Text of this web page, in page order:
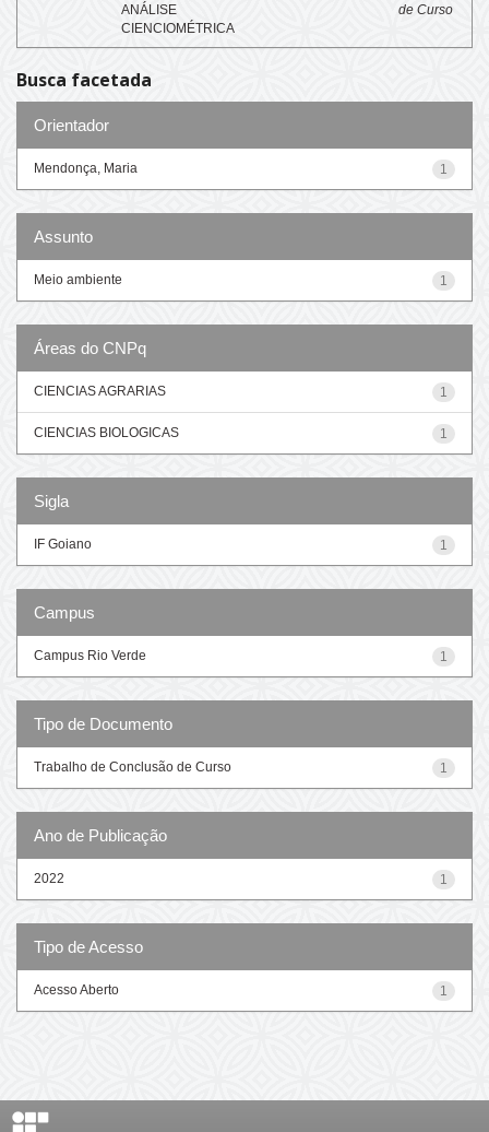
ANÁLISE
CIENCIOMÉTRICA
de Curso
Busca facetada
Orientador
1
Mendonça, Maria
Assunto
1
Meio ambiente
Áreas do CNPq
1
CIENCIAS AGRARIAS
1
CIENCIAS BIOLOGICAS
Sigla
1
IF Goiano
Campus
1
Campus Rio Verde
Tipo de Documento
1
Trabalho de Conclusão de Curso
Ano de Publicação
1
2022
Tipo de Acesso
1
Acesso Aberto